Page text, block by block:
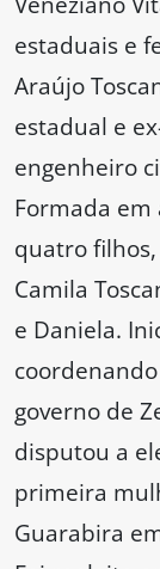
estaduais e
Araújo
estadual e
engenheiro
Formada
quatro
Camila
e Daniela.
governo de
disputou a
primeira
Guarabira